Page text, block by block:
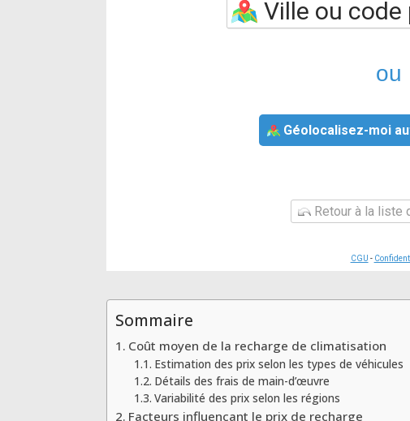
ou
Géolocalisez-moi
Retour à la liste
CGU -
Sommaire
Coût moyen de la recharge de climatisation
Estimation des prix selon les types de véhicules
Détails des frais de main-d’œuvre
Variabilité des prix selon les régions
Facteurs influençant le prix de recharge